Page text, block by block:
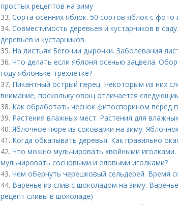
простых рецептов на зиму
33. Сорта осенних яблок. 50 сортов яблок с фото
34. Совместимость деревьев и кустарников в
деревьев и кустарников
35. На листьях Бегонии дырочки. Заболевания
36. Что делать если яблоня осенью зацвела.
году яблоньке-трехлетке?
37. Пикантный острый перец. Некоторым из них
внимание, поскольку овощ отличается
38. Как обработать чеснок фитоспорином перед
39. Растения влажных мест. Растения для
40. Яблочное пюре из соковарки на зиму.
41. Когда обкапывать деревья. Как правильно
42. Что можно мульчировать хвойными
мульчировать сосновыми и еловыми иголками?
43. Чем обернуть черешковый сельдерей. Время
44. Варенье из слив с шоколадом на зиму.
рецепт сливы в шоколаде)